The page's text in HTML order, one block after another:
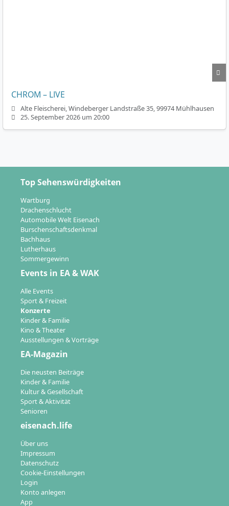
CHROM – LIVE
Alte Fleischerei, Windeberger Landstraße 35, 99974 Mühlhausen
25. September 2026 um 20:00
Top Sehenswürdigkeiten
Wartburg
Drachenschlucht
Automobile Welt Eisenach
Burschenschaftsdenkmal
Bachhaus
Lutherhaus
Sommergewinn
Events in EA & WAK
Alle Events
Sport & Freizeit
Konzerte
Kinder & Familie
Kino & Theater
Ausstellungen & Vorträge
EA-Magazin
Die neusten Beiträge
Kinder & Familie
Kultur & Gesellschaft
Sport & Aktivität
Senioren
eisenach.life
Über uns
Impressum
Datenschutz
Cookie-Einstellungen
Login
Konto anlegen
App